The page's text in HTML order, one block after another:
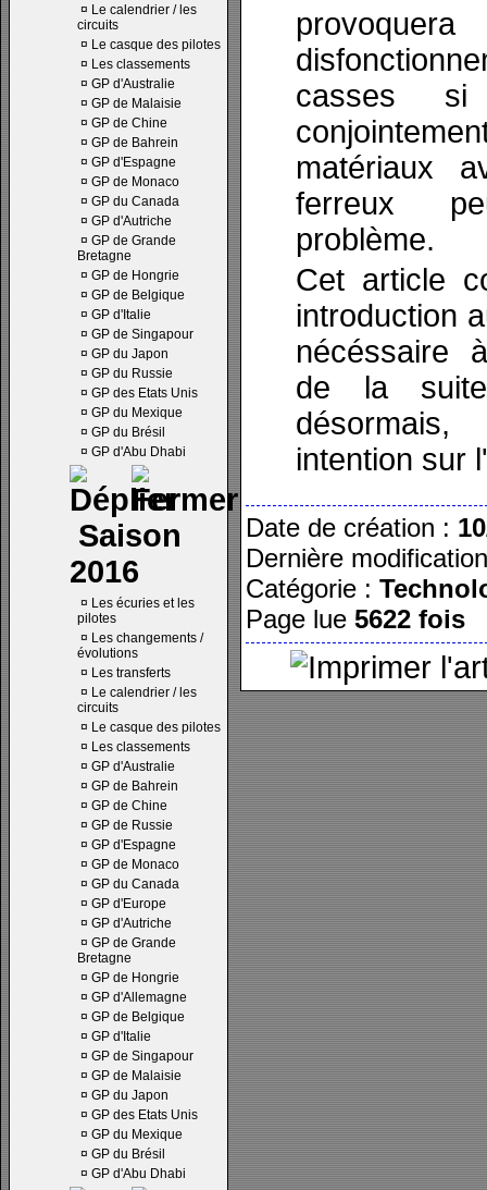
¤ Le calendrier / les
circuits
¤ Le casque des pilotes
¤ Les classements
¤ GP d'Australie
¤ GP de Malaisie
¤ GP de Chine
¤ GP de Bahrein
¤ GP d'Espagne
¤ GP de Monaco
¤ GP du Canada
¤ GP d'Autriche
¤ GP de Grande
Bretagne
¤ GP de Hongrie
¤ GP de Belgique
¤ GP d'Italie
¤ GP de Singapour
¤ GP du Japon
¤ GP du Russie
¤ GP des Etats Unis
¤ GP du Mexique
¤ GP du Brésil
¤ GP d'Abu Dhabi
Saison
2016
¤ Les écuries et les
pilotes
¤ Les changements /
évolutions
¤ Les transferts
¤ Le calendrier / les
circuits
¤ Le casque des pilotes
¤ Les classements
¤ GP d'Australie
¤ GP de Bahrein
¤ GP de Chine
¤ GP de Russie
¤ GP d'Espagne
¤ GP de Monaco
¤ GP du Canada
¤ GP d'Europe
¤ GP d'Autriche
¤ GP de Grande
Bretagne
¤ GP de Hongrie
¤ GP d'Allemagne
¤ GP de Belgique
¤ GP d'Italie
¤ GP de Singapour
¤ GP de Malaisie
¤ GP du Japon
¤ GP des Etats Unis
¤ GP du Mexique
¤ GP du Brésil
¤ GP d'Abu Dhabi
casses
matériaux
ferreux
problème.
Cet article
introduction
nécéssaire
de la
intention sur
Date de création :
Dernière
Catégorie :
Page lue 5622 fois